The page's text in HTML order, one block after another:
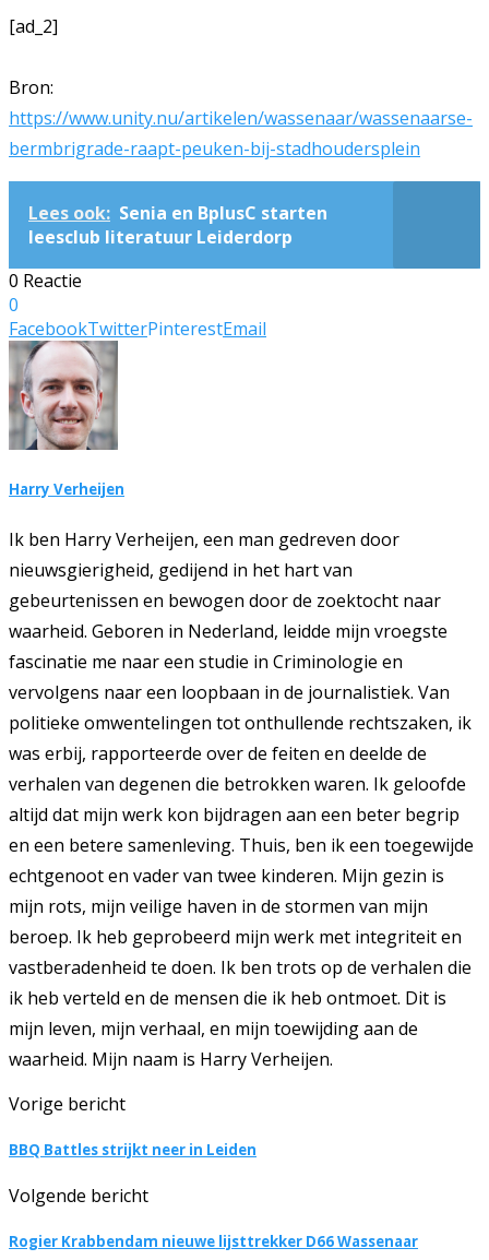
[ad_2]
Bron:
https://www.unity.nu/artikelen/wassenaar/wassenaarse-
bermbrigrade-raapt-peuken-bij-stadhoudersplein
Lees ook: Senia en BplusC starten
leesclub literatuur Leiderdorp
0 Reactie
0
FacebookTwitterPinterestEmail
Harry Verheijen
Ik ben Harry Verheijen, een man gedreven door
nieuwsgierigheid, gedijend in het hart van
gebeurtenissen en bewogen door de zoektocht naar
waarheid. Geboren in Nederland, leidde mijn vroegste
fascinatie me naar een studie in Criminologie en
vervolgens naar een loopbaan in de journalistiek. Van
politieke omwentelingen tot onthullende rechtszaken, ik
was erbij, rapporteerde over de feiten en deelde de
verhalen van degenen die betrokken waren. Ik geloofde
altijd dat mijn werk kon bijdragen aan een beter begrip
en een betere samenleving. Thuis, ben ik een toegewijde
echtgenoot en vader van twee kinderen. Mijn gezin is
mijn rots, mijn veilige haven in de stormen van mijn
beroep. Ik heb geprobeerd mijn werk met integriteit en
vastberadenheid te doen. Ik ben trots op de verhalen die
ik heb verteld en de mensen die ik heb ontmoet. Dit is
mijn leven, mijn verhaal, en mijn toewijding aan de
waarheid. Mijn naam is Harry Verheijen.
Vorige bericht
BBQ Battles strijkt neer in Leiden
Volgende bericht
Rogier Krabbendam nieuwe lijsttrekker D66 Wassenaar